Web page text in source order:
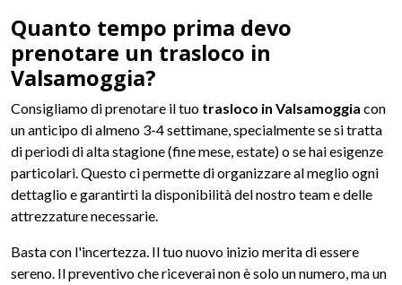
Quanto tempo prima devo
prenotare un trasloco in
Valsamoggia?
Consigliamo di prenotare il tuo trasloco in Valsamoggia con
un anticipo di almeno 3-4 settimane, specialmente se si tratta
di periodi di alta stagione (fine mese, estate) o se hai esigenze
particolari. Questo ci permette di organizzare al meglio ogni
dettaglio e garantirti la disponibilità del nostro team e delle
attrezzature necessarie.
Basta con l'incertezza. Il tuo nuovo inizio merita di essere
sereno. Il preventivo che riceverai non è solo un numero, ma un